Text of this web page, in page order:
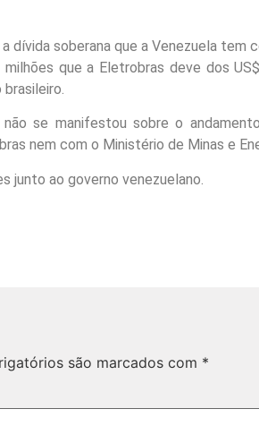
dívida soberana que a Venezuela tem
que a Eletrobras deve dos
se manifestou sobre o
nem com o Ministério de Minas e
ao governo venezuelano.
são marcados com *